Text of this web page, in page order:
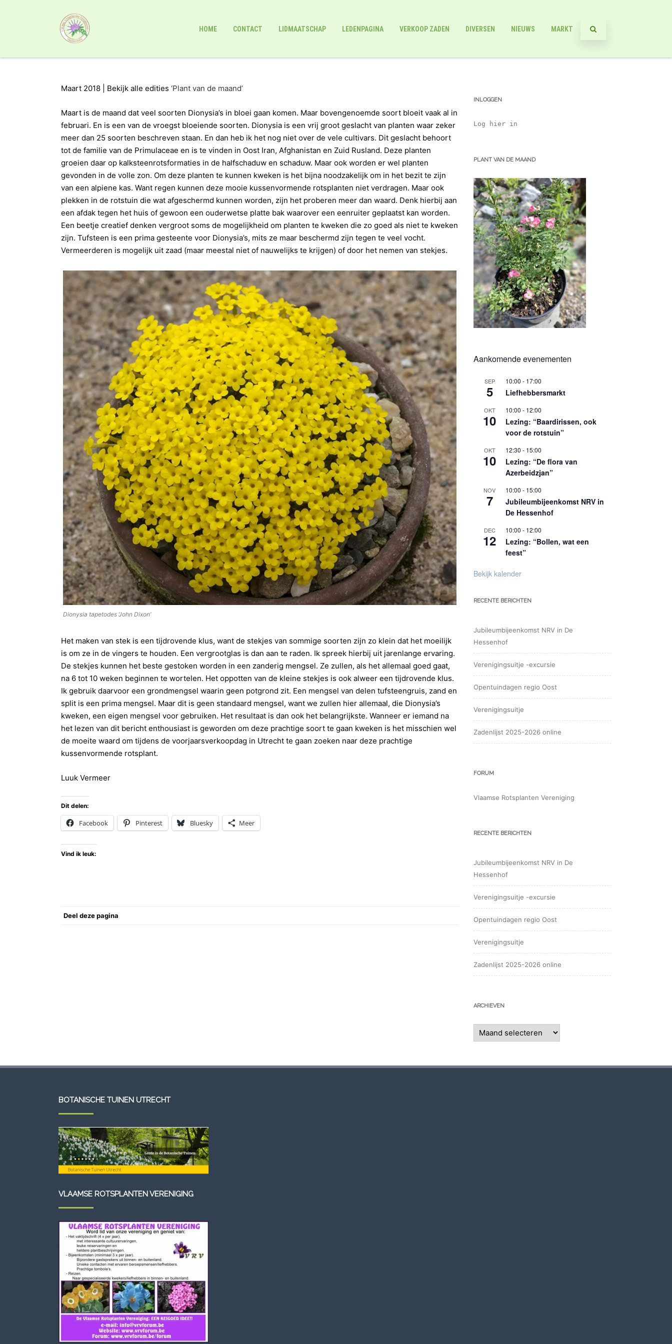
HOME CONTACT LIDMAATSCHAP LEDENPAGINA VERKOOP ZADEN DIVERSEN NIEUWS MARKT
Maart 2018 | Bekijk alle edities ‘Plant van de maand’
Maart is de maand dat veel soorten Dionysia’s in bloei gaan komen. Maar bovengenoemde soort bloeit vaak al in
februari. En is een van de vroegst bloeiende soorten. Dionysia is een vrij groot geslacht van planten waar zeker
meer dan 25 soorten beschreven staan. En dan heb ik het nog niet over de vele cultivars. Dit geslacht behoort
tot de familie van de Primulaceae en is te vinden in Oost Iran, Afghanistan en Zuid Rusland. Deze planten
groeien daar op kalksteenrotsformaties in de halfschaduw en schaduw. Maar ook worden er wel planten
gevonden in de volle zon. Om deze planten te kunnen kweken is het bijna noodzakelijk om in het bezit te zijn
van een alpiene kas. Want regen kunnen deze mooie kussenvormende rotsplanten niet verdragen. Maar ook
plekken in de rotstuin die wat afgeschermd kunnen worden, zijn het proberen meer dan waard. Denk hierbij aan
een afdak tegen het huis of gewoon een ouderwetse platte bak waarover een eenruiter geplaatst kan worden.
Een beetje creatief denken vergroot soms de mogelijkheid om planten te kweken die zo goed als niet te kweken
zijn. Tufsteen is een prima gesteente voor Dionysia’s, mits ze maar beschermd zijn tegen te veel vocht.
Vermeerderen is mogelijk uit zaad (maar meestal niet of nauwelijks te krijgen) of door het nemen van stekjes.
Dionysia tapetodes ‘John Dixon’
Het maken van stek is een tijdrovende klus, want de stekjes van sommige soorten zijn zo klein dat het moeilijk
is om ze in de vingers te houden. Een vergrootglas is dan aan te raden. Ik spreek hierbij uit jarenlange ervaring.
De stekjes kunnen het beste gestoken worden in een zanderig mengsel. Ze zullen, als het allemaal goed gaat,
na 6 tot 10 weken beginnen te wortelen. Het oppotten van de kleine stekjes is ook alweer een tijdrovende klus.
Ik gebruik daarvoor een grondmengsel waarin geen potgrond zit. Een mengsel van delen tufsteengruis, zand en
split is een prima mengsel. Maar dit is geen standaard mengsel, want we zullen hier allemaal, die Dionysia’s
kweken, een eigen mengsel voor gebruiken. Het resultaat is dan ook het belangrijkste. Wanneer er iemand na
het lezen van dit bericht enthousiast is geworden om deze prachtige soort te gaan kweken is het misschien wel
de moeite waard om tijdens de voorjaarsverkoopdag in Utrecht te gaan zoeken naar deze prachtige
kussenvormende rotsplant.
Luuk Vermeer
Dit delen:
Facebook Pinterest Bluesky Meer
Vind ik leuk:
Deel deze pagina
INLOGGEN
Log hier in
PLANT VAN DE MAAND
Aankomende evenementen
SEP
5
10:00 - 17:00
Liefhebbersmarkt
OKT
10
10:00 - 12:00
Lezing: “Baardirissen, ook
voor de rotstuin”
OKT
10
12:30 - 15:00
Lezing: “De flora van
Azerbeidzjan”
NOV
7
10:00 - 15:00
Jubileumbijeenkomst NRV in
De Hessenhof
DEC
12
10:00 - 12:00
Lezing: “Bollen, wat een
feest”
Bekijk kalender
RECENTE BERICHTEN
Jubileumbijeenkomst NRV in De
Hessenhof
Verenigingsuitje -excursie
Opentuindagen regio Oost
Verenigingsuitje
Zadenlijst 2025-2026 online
FORUM
Vlaamse Rotsplanten Vereniging
RECENTE BERICHTEN
Jubileumbijeenkomst NRV in De
Hessenhof
Verenigingsuitje -excursie
Opentuindagen regio Oost
Verenigingsuitje
Zadenlijst 2025-2026 online
ARCHIEVEN
Archieven
BOTANISCHE TUINEN UTRECHT
VLAAMSE ROTSPLANTEN VERENIGING